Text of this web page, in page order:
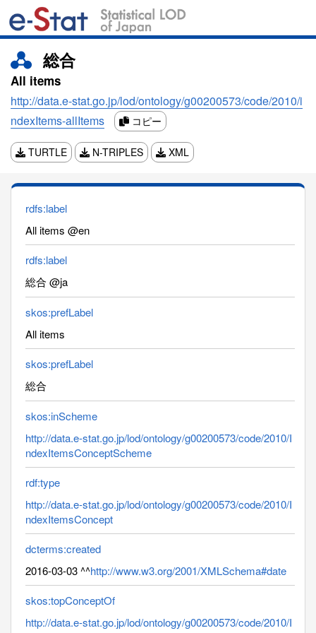
総合
All items
http://data.e-stat.go.jp/lod/ontology/g00200573/code/2010/i
ndexItems-allItems
コピー
TURTLE N-TRIPLES XML
rdfs:label
All items @en
rdfs:label
総合 @ja
skos:prefLabel
All items
skos:prefLabel
総合
skos:inScheme
http://data.e-stat.go.jp/lod/ontology/g00200573/code/2010/I
ndexItemsConceptScheme
rdf:type
http://data.e-stat.go.jp/lod/ontology/g00200573/code/2010/I
ndexItemsConcept
dcterms:created
2016-03-03 ^^http://www.w3.org/2001/XMLSchema#date
skos:topConceptOf
http://data.e-stat.go.jp/lod/ontology/g00200573/code/2010/I